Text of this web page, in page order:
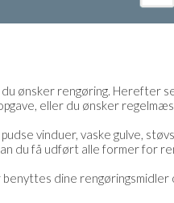
ønsker rengøring. Herefter
eller du ønsker
vinduer, vaske gulve,
du få udført alle former for
dine